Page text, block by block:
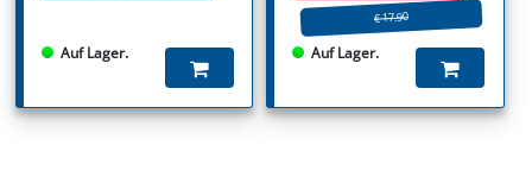
Auf Lager.
€ 17.90
Auf Lager.